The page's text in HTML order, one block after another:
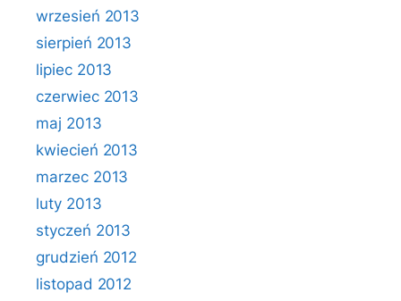
wrzesień 2013
sierpień 2013
lipiec 2013
czerwiec 2013
maj 2013
kwiecień 2013
marzec 2013
luty 2013
styczeń 2013
grudzień 2012
listopad 2012